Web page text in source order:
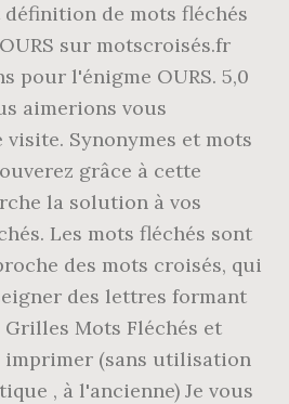
de mots fléchés
sur motscroisés.fr
pour l'énigme OURS. 5,0
aimerions vous
Synonymes et mots
grâce à cette
la solution à vos
Les mots fléchés sont
des mots croisés, qui
des lettres formant
Grilles Mots Fléchés et
imprimer (sans utilisation
, à l'ancienne) Je vous